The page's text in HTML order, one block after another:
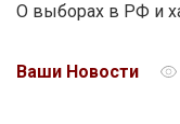
О выборах в РФ и
Ваши Новости